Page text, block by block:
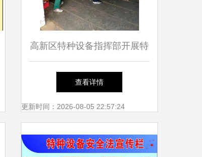
高新区特种设备指挥部开展特
种设备作业人员持证上岗专项
检查
查看详情
更新时间：2026-08-05 22:57:24